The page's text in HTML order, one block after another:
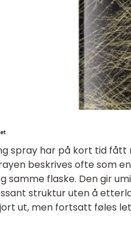
spray har på kort tid
beskrives ofte som
samme flaske. Den gir
struktur uten å
ut, men fortsatt føles